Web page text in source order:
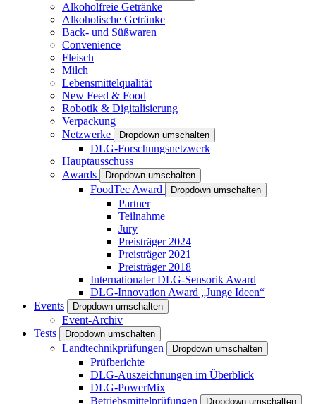
Alkoholfreie Getränke
Alkoholische Getränke
Back- und Süßwaren
Convenience
Fleisch
Milch
Lebensmittelqualität
New Feed & Food
Robotik & Digitalisierung
Verpackung
Netzwerke
Dropdown umschalten
DLG-Forschungsnetzwerk
Hauptausschuss
Awards
Dropdown umschalten
FoodTec Award Dropdown umschalten
Partner
Teilnahme
Jury
Preisträger 2024
Preisträger 2021
Preisträger 2018
Internationaler DLG-Sensorik Award
DLG-Innovation Award „Junge Ideen“
Events
Dropdown umschalten
Event-Archiv
Tests
Dropdown umschalten
Landtechnikprüfungen Dropdown umschalten
Prüfberichte
DLG-Auszeichnungen im Überblick
DLG-PowerMix
Betriebsmittelprüfungen
Dropdown umschalten